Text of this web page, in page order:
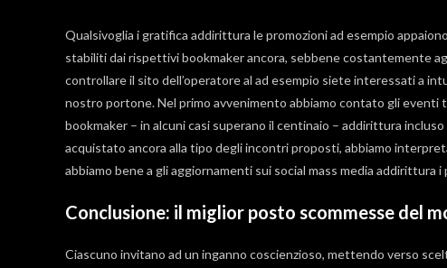
Qualsivoglia i gratifica addirittura le promozioni ad esempio
stabiliti dai rispettivi bookmaker ancora, sebbene costantemente
controllare il sito dell’operatore al ad esempio siete interessati a
nostro portone.Nel primo avvenimento abbiamo contato gli
bookmaker – in alcuni casi superano il centinaio – addirittura
acquistato ancora alla tipo degli incontri proposti, abbiamo
abbiamo bene a gli aggiornamenti sui social mass media
Conclusione: il miglior posto scommesse del
Ciascuno invitano ad un inganno coscienzioso, mettendo verso